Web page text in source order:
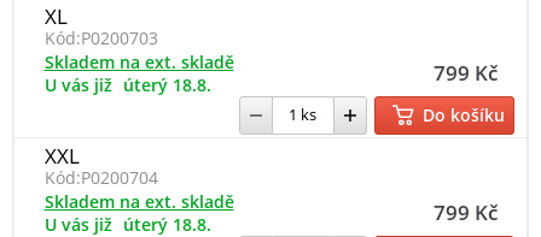
XL
Kód:P0200703
799 Kč
Skladem na ext. skladě
U vás již úterý 18.8.
Do košíku
XXL
Kód:P0200704
799 Kč
Skladem na ext. skladě
U vás již úterý 18.8.